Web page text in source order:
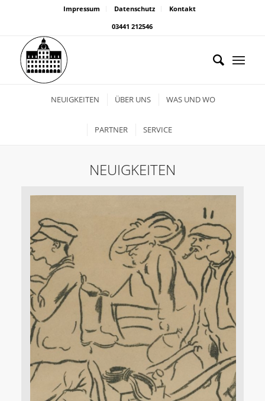
Impressum Datenschutz
Kontakt
03441 212546
NEUIGKEITEN ÜBER UNS WAS UND WO
PARTNER SERVICE
NEUIGKEITEN